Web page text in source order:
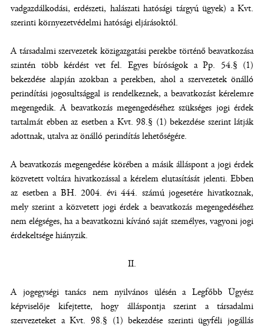
vadgazdálkodási, erdészeti, halászati hatósági tárgyú ügyek) a Kvt.
szerinti környezetvédelmi hatósági eljárásoktól.
A társadalmi szervezetek közigazgatási perekbe történő beavatkozása
szintén több kérdést vet fel. Egyes bíróságok a Pp. 54.§ (1)
bekezdése alapján azokban a perekben, ahol a szervezetek önálló
perindítási jogosultsággal is rendelkeznek, a beavatkozást kérelemre
megengedik. A beavatkozás megengedéséhez szükséges jogi érdek
tartalmát ebben az esetben a Kvt. 98.§ (1) bekezdése szerint látják
adottnak, utalva az önálló perindítás lehetőségére.
A beavatkozás megengedése körében a másik álláspont a jogi érdek
közvetett voltára hivatkozással a kérelem elutasítását jelenti. Ebben
az esetben a BH. 2004. évi 444. számú jogesetére hivatkoznak,
mely szerint a közvetett jogi érdek a beavatkozás megengedéséhez
nem elégséges, ha a beavatkozni kívánó saját személyes, vagyoni jogi
érdekeltsége hiányzik.
II.
A jogegységi tanács nem nyilvános ülésén a Legfőbb Ügyész
képviselője kifejtette, hogy álláspontja szerint a társadalmi
szervezeteket a Kvt. 98.§ (1) bekezdése szerinti ügyféli jogállás